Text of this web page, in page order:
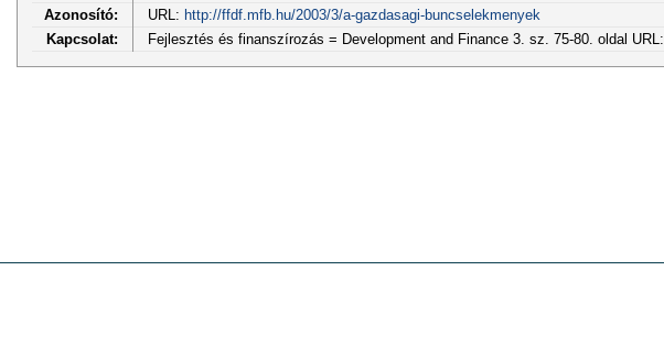
Azonosító:
URL: http://ffdf.mfb.hu/2003/3/a-gazdasagi-buncselekmenyek
Kapcsolat:
Fejlesztés és finanszírozás = Development and Finance 3. sz. 75-80. oldal URL: